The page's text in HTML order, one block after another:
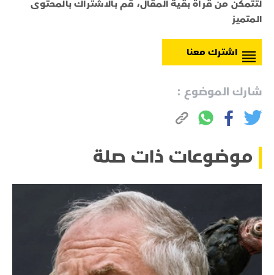
لتتمكن من قرأة بقية المقال، قم بالاشتراك بالمحتوى
المتميز
اشترك معنا
شارك الموضوع :
موضوعات ذات صلة